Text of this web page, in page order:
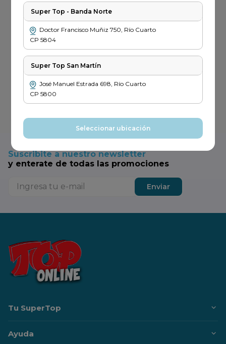
Super Top - Banda Norte
Doctor Francisco Muñiz 750, Río Cuarto
CP5804
Super Top San Martín
José Manuel Estrada 698, Río Cuarto
CP5800
Seleccionar ubicación
al
cargar
la
información
sesión
DUL-C
Azucar Dul C x 1kg
$
PRECIO SIN IMPUESTOS
NACIONALES $ 1098
＋
－
Suscribite a nuestro newsletter
y enterate de todas las promociones
Enviar
Tu SuperTop
Ayuda